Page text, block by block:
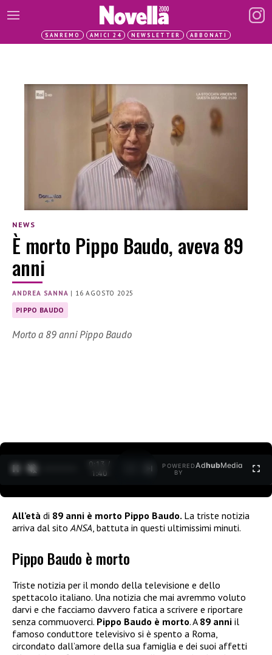
SANREMO AMICI 24 NEWSLETTER ABBONATI
NEWS
È morto Pippo Baudo, aveva 89
anni
ANDREA SANNA | 16 AGOSTO 2025
PIPPO BAUDO
Morto a 89 anni Pippo Baudo
0:15 /
1:40
POWERED
BY
AdhubMedia
All’età di 89 anni è morto Pippo Baudo. La triste notizia
arriva dal sito ANSA , battuta in questi ultimissimi minuti.
Pippo Baudo è morto
Triste notizia per il mondo della televisione e dello
spettacolo italiano. Una notizia che mai avremmo voluto
darvi e che facciamo davvero fatica a scrivere e riportare
senza commuoverci. Pippo Baudo è morto. A 89 anni il
famoso conduttore televisivo si è spento a Roma,
circondato dall’amore della sua famiglia e dei suoi affetti